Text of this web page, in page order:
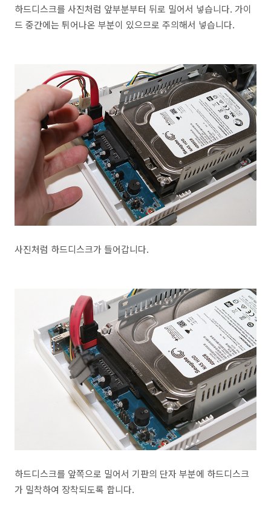
하드디스크를 사진처럼 앞부분부터 뒤로 밀어서 넣습니다. 가이
드 중간에는 튀어나온 부분이 있으므로 주의해서 넣습니다.
사진처럼 하드디스크가 들어갑니다.
하드디스크를 앞쪽으로 밀어서 기판의 단자 부분에 하드디스크
가 밀착하여 장착되도록 합니다.